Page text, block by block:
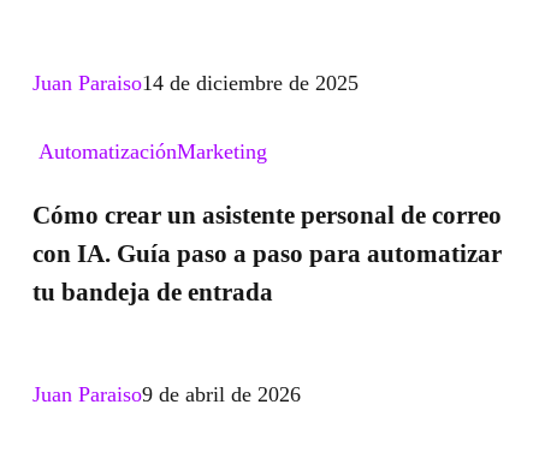
automatizar
y
dudas
24/7
Juan Paraiso14 de diciembre de 2025
AutomatizaciónMarketingCómo
un
asistente
personal
correo
Cómo crear un asistente personal de correo
con IA. Guía paso a paso para automatizar
tu bandeja de entrada
Juan Paraiso9 de abril de 2026